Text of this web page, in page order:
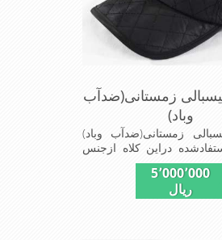
زمستانی(ضدآب
وباد)
زمستانی(ضدآب وباد)
دراین کلاه ازجنس
برای دوخت کاپشن بارانی
شودبا آستر ضخیم که مناسب
5٬000٬000
ریال